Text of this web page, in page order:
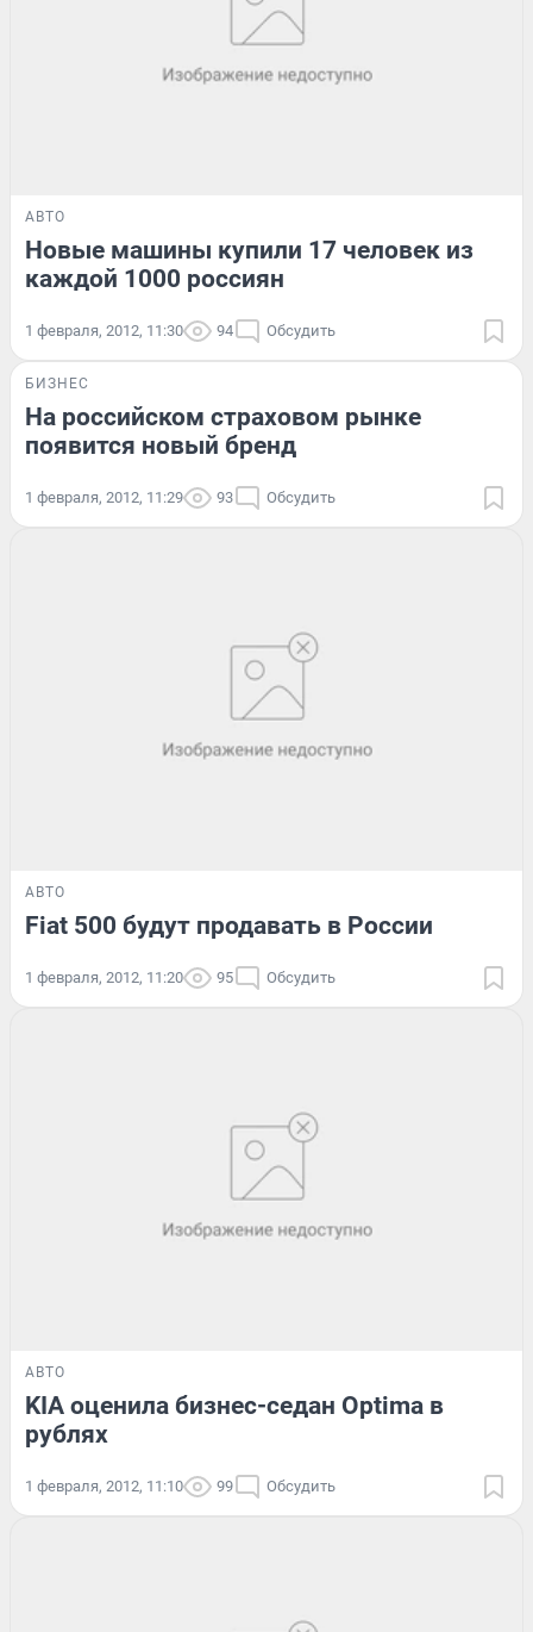
АВТО
Новые машины купили 17 человек из
каждой 1000 россиян
1 февраля, 2012, 11:30 94 Обсудить
БИЗНЕС
На российском страховом рынке
появится новый бренд
1 февраля, 2012, 11:29 93 Обсудить
АВТО
Fiat 500 будут продавать в России
1 февраля, 2012, 11:20 95 Обсудить
АВТО
KIA оценила бизнес-седан Optima в
рублях
1 февраля, 2012, 11:10 99 Обсудить